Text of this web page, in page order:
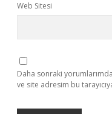
Web Sitesi
Daha sonraki
ve site adresim bu